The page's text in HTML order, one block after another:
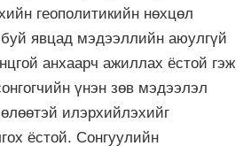
геополитикийн нөхцөл
явцад мэдээллийн аюулгүй
анхаарч ажиллах ёстой гэж
үнэн зөв мэдээлэл
илэрхийлэхийг
ёстой. Сонгуулийн